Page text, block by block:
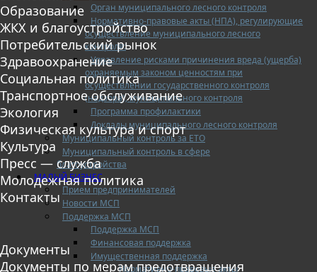
Орган муниципального лесного контроля
Нормативно-правовые акты (НПА), регулирующие
осуществление муниципального лесного
контроля:
Управление рисками причинения вреда (ущерба)
охраняемым законом ценностям при
осуществлении государственного контроля
(надзора), муниципального контроля
Программа профилактики
Доклады муниципального лесного контроля
Муниципальный контроль за ЕТО
Муниципальный контроль в сфере
благоустройства
МАЛЫЙ БИЗНЕС
Прием предпринимателей
Новости МСП
Поддержка МСП
Поддержка МСП
Финансовая поддержка
Имущественная поддержка
Нормативно-правовые акты
Образование
ЖКХ и благоустройство
Потребительский рынок
Здравоохранение
Социальная политика
Транспортное обслуживание
Экология
Физическая культура и спорт
Культура
Пресс — служба
Молодежная политика
Контакты
Документы
Документы по мерам предотвращения